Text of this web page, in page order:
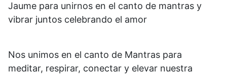
Jaume para unirnos en el canto de mantras y
vibrar juntos celebrando el amor
Nos unimos en el canto de Mantras para
meditar, respirar, conectar y elevar nuestra